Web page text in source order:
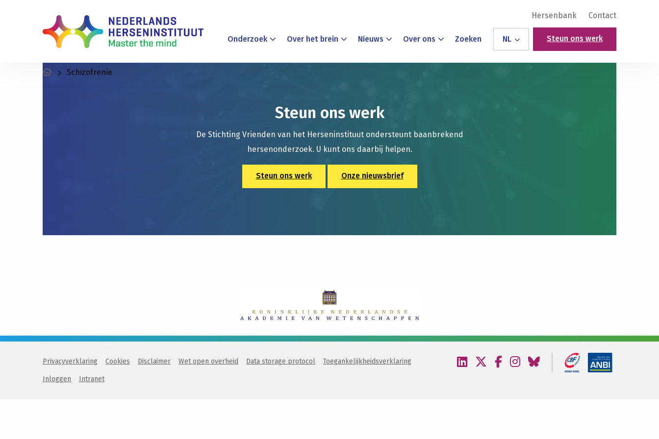
Hersenbank Contact
Onderzoek Over het brein Nieuws Over ons Zoeken NL Steun ons werk
Schizofrenie
Steun ons werk
De Stichting Vrienden van het Herseninstituut ondersteunt baanbrekend
hersenonderzoek. U kunt ons daarbij helpen.
Steun ons werk Onze nieuwsbrief
Privacyverklaring Cookies Disclaimer Wet open overheid Data storage protocol Toegankelijkheidsverklaring
Inloggen Intranet
BezoekBezoekBezoekBezoekBezoek